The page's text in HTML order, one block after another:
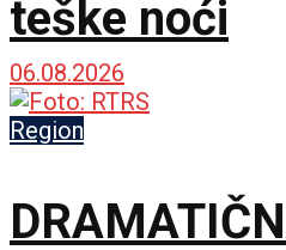
teške noći
06.08.2026
Region